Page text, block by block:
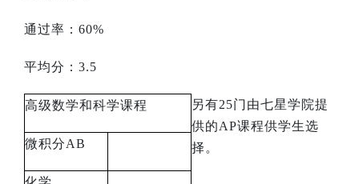
通过率： 60%
平均分： 3.5
高级数学和科学课程
微积分AB
另有25门由七星学院提
供的AP课程供学生选
择。